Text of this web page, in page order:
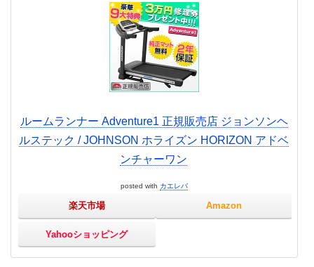
ルームランナー Adventure1 正規販売店 ジョンソンヘ
ルステック / JOHNSON ホライズン HORIZON アドベ
ンチャーワン
posted with カエレバ
楽天市場 Amazon
Yahooショッピング